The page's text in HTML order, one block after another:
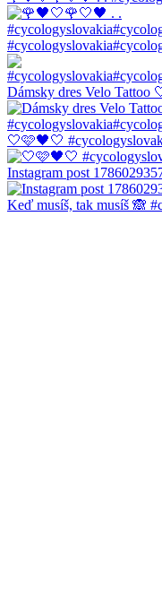
Dámsky dres Velo Tattoo
🤍🩷🖤🤍
Instagram post
Keď musíš, tak musíš 🙈